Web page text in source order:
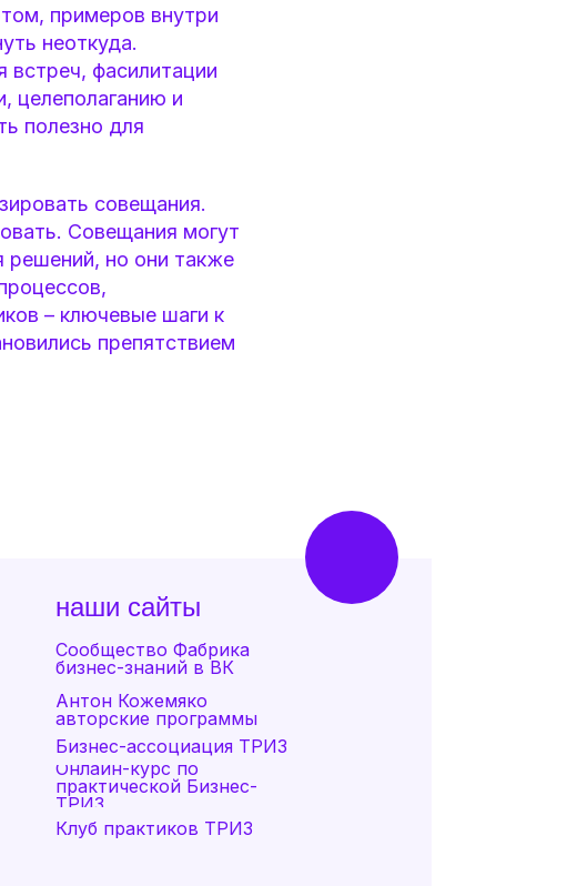
примеров внутри
неоткуда.
фасилитации
целеполаганию и
полезно для
совещания.
Совещания могут
решений, но они также
– ключевые шаги к
препятствием
наши сайты
Антон Кожемяко
авторские программы
Бизнес-ассоциация ТРИЗ
Онлайн-курс по
практической Бизнес-
ТРИЗ
Клуб практиков ТРИЗ
Сообщество Фабрика
бизнес-знаний в ВК